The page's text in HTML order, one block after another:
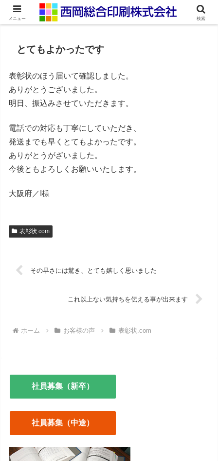
ネット印刷通販・オンデマンド印刷
とてもよかったです
表彰状のほう届いて確認しました。
ありがとうございました。
明日、振込みさせていただきます。
電話での対応も丁寧にしていただき、
発送までも早くとてもよかったです。
ありがとうがざいました。
今後ともよろしくお願いいたします。
大阪府／I様
表彰状.com
その早さには驚き、とても嬉しく思いました
これ以上ない気持ちを伝える事が出来ます
ホーム お客様の声 表彰状.com
社員募集（新卒）
社員募集（中途）
メニュー 検索